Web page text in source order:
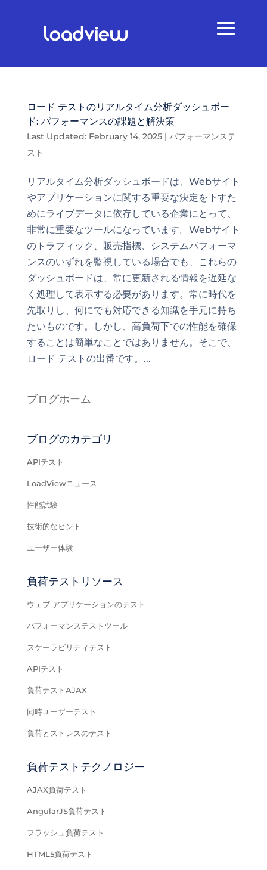
ロード テストのリアルタイム分析ダッシュボー
ド: パフォーマンスの課題と解決策
Last Updated: February 14, 2025| パフォーマンステ
スト
リアルタイム分析ダッシュボードは、Webサイト
やアプリケーションに関する重要な決定を下すた
めにライブデータに依存している企業にとって、
非常に重要なツールになっています。Webサイト
のトラフィック、販売指標、システムパフォーマ
ンスのいずれを監視している場合でも、これらの
ダッシュボードは、常に更新される情報を遅延な
く処理して表示する必要があります。常に時代を
先取りし、何にでも対応できる知識を手元に持ち
たいものです。しかし、高負荷下での性能を確保
することは簡単なことではありません。そこで、
ロード テストの出番です。...
ブログホーム
ブログのカテゴリ
APIテスト
LoadViewニュース
性能試験
技術的なヒント
ユーザー体験
負荷テストリソース
ウェブ アプリケーションのテスト
パフォーマンステストツール
スケーラビリティテスト
APIテスト
負荷テストAJAX
同時ユーザーテスト
負荷とストレスのテスト
負荷テストテクノロジー
AJAX負荷テスト
AngularJS負荷テスト
フラッシュ負荷テスト
HTML5負荷テスト